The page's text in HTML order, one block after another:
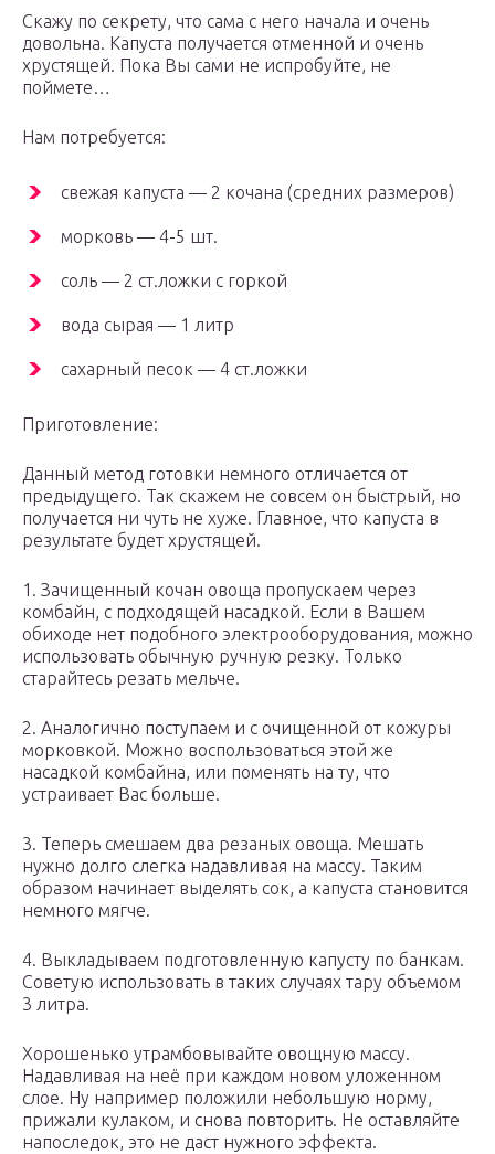
Скажу по секрету, что сама с него начала и очень
довольна. Капуста получается отменной и очень
хрустящей. Пока Вы сами не испробуйте, не
поймете…
Нам потребуется:
свежая капуста — 2 кочана (средних размеров)
морковь — 4-5 шт.
соль — 2 ст.ложки с горкой
вода сырая — 1 литр
сахарный песок — 4 ст.ложки
Приготовление:
Данный метод готовки немного отличается от
предыдущего. Так скажем не совсем он быстрый, но
получается ни чуть не хуже. Главное, что капуста в
результате будет хрустящей.
1. Зачищенный кочан овоща пропускаем через
комбайн, с подходящей насадкой. Если в Вашем
обиходе нет подобного электрооборудования, можно
использовать обычную ручную резку. Только
старайтесь резать мельче.
2. Аналогично поступаем и с очищенной от кожуры
морковкой. Можно воспользоваться этой же
насадкой комбайна, или поменять на ту, что
устраивает Вас больше.
3. Теперь смешаем два резаных овоща. Мешать
нужно долго слегка надавливая на массу. Таким
образом начинает выделять сок, а капуста становится
немного мягче.
4. Выкладываем подготовленную капусту по банкам.
Советую использовать в таких случаях тару объемом
3 литра.
Хорошенько утрамбовывайте овощную массу.
Надавливая на неё при каждом новом уложенном
слое. Ну например положили небольшую норму,
прижали кулаком, и снова повторить. Не оставляйте
напоследок, это не даст нужного эффекта.